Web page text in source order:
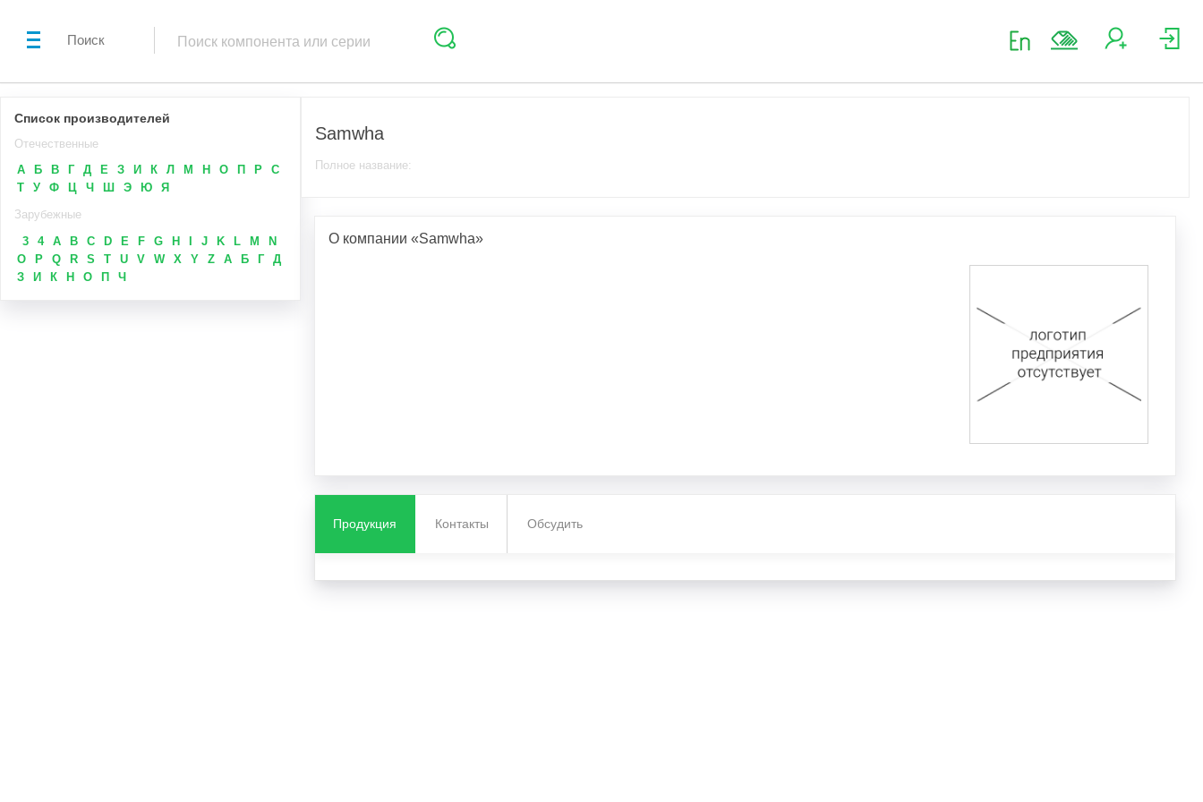
Поиск
Список производителей
Отечественные
А
Б В Г Д Е З И К Л М Н О П Р
С
Т
У Ф Ц Ч Ш Э Ю
Я
Зарубежные
3
4 A B C D E F G H J K L M
N
O
P Q R S T U V W X Y Z А Б Г
Д
З
И К Н О П Ч
Samwha
Полное название:
О компании «Samwha»
Продукция Контакты Обсудить